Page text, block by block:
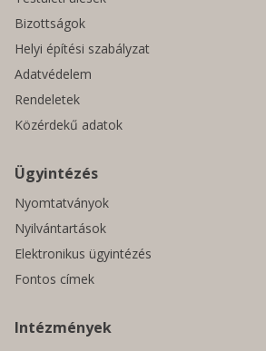
Bizottságok
Helyi építési szabályzat
Adatvédelem
Rendeletek
Közérdekű adatok
Ügyintézés
Nyomtatványok
Nyilvántartások
Elektronikus ügyintézés
Fontos címek
Intézmények